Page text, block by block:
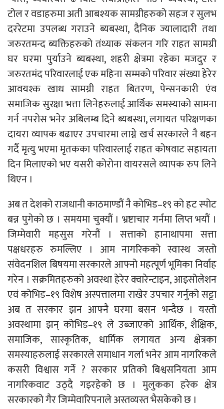
टोल र वडाहरुमा अती आबश्यक सामग्रीहरुको सहज र सुलभ
दररेटमा उपलब्ध गराउने ब्यबस्था, दैनिक ज्यालादारी तथा
जरुरतमन्द ब्यक्तिहरुको तंथ्याक संकलन गरि राहत सामग्री
घर घरमा पुर्याउने ब्यबस्था, शहरी क्षेत्रमा रहेका मजदुर र
जरुरतमंद परिवारलाई एक महिना सम्मको परिवार संख्या हेरेर
आवयश्क खाध सामग्री राहत बितरण, पेन्सनकारी एंव
समाजिक सुरक्षा भत्ता लिनेहरुलाई आर्थिक समस्याको सामना
गर्न नपरोस भनेर अबिलम्ब दिने ब्यबस्था, लगायत परिक्षणका
दायरा व्यापक बढाएर उपचारमा लाग्ने खर्च सरकारले नै बहन
गर्दै मृत्यु भएमा मृतकका परिवारलाई राहत कोषवाट सहायता
दिन मिलाएको भए यसरी कोरोना वायरसले व्यापक रुप लिने
थिएन ।
अब त देशको राजधानी काठमाण्डौं नै कोभिड–१९ को हट स्पोट
बन्न पुगेको छ । समयमा चुक्यौं । भ्रष्टाचार गर्नमा लिप्त भयौं ।
जिम्मेवारी महसुस गरेनौं । सत्ताको हानाथापमा सत्ता
पक्षधरहरु रुमल्लिए । आम नागरिकको स्वास्थ जस्तो
संवेदनशिल बिषयमा सरकारले आफ्नो महत्पूर्ण भूमिका निर्वाह
गरेन । सक्रमितहरुको अवस्था हेरेर क्वारेन्टाइन, आइसोलेशन
एवं कोभिड–१९ विशेष अस्पत्तालमा राखेर उपचार गर्नुको सट्टा
अब त सरकार झन आफ्नै घरमा बसन भन्दैछ । यस्तो
अवस्थामा झन् कोभिड–१९ ले उब्जाएको आर्थिक, शैक्षिक,
समाजिक, सास्कृतिक, धार्मिक लगायत अन्य क्षेत्रका
समस्याहरुलाई सरकारले समाधान गर्ला भनेर आम नागरिकले
कसरी विश्वास गर्ने ? सरकार प्रतिको बिश्वसनियता आम
नागरिकवाट उठ्दै गइरहेको छ । मुलुकका हरेक क्षेत्र
सरकारको गैर जिम्मेवारिपनाले अस्तव्यस्त भैसकेको छ ।